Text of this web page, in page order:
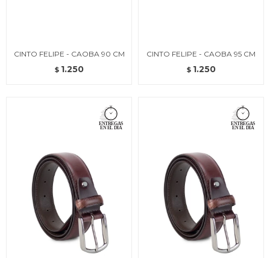
CINTO FELIPE - CAOBA 90 CM
$ 1.250
CINTO FELIPE - CAOBA 95 CM
$ 1.250